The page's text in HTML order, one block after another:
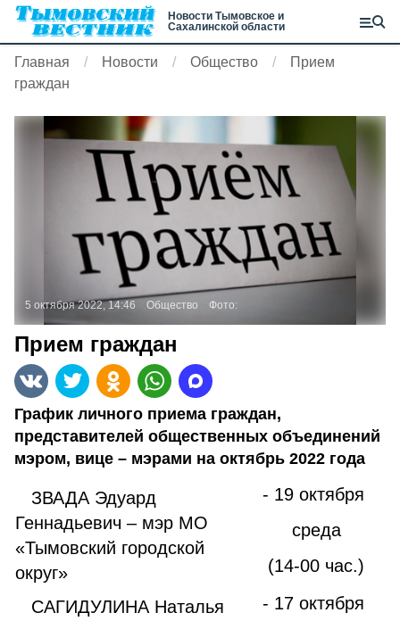
Новости Тымовское и
Сахалинской области
Главная Новости Общество
Прием
граждан
5 октября 2022, 14:46 Общество Фото:
Прием граждан
График личного приема граждан,
представителей общественных объединений
мэром, вице – мэрами на октябрь 2022 года
ЗВАДА Эдуард
Геннадьевич – мэр МО
«Тымовский городской
округ»
- 19 октября
среда
(14-00 час.)
САГИДУЛИНА Наталья
- 17 октября